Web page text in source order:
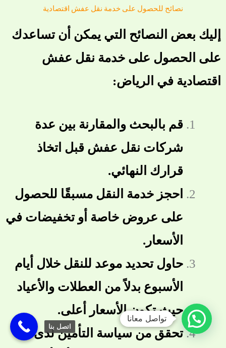
نصائح للحصول على خدمة نقل عفش اقتصادية
إليك بعض النصائح التي يمكن أن تساعدك
على الحصول على خدمة نقل عفش
اقتصادية في الرياض:
قم بالبحث والمقارنة بين عدة
شركات نقل عفش قبل اتخاذ
قرارك النهائي.
احجز خدمة النقل مسبقًا للحصول
على عروض خاصة أو تخفيضات في
الأسعار.
حاول تحديد موعد للنقل خلال أيام
الأسبوع بدلاً من العطلات والأعياد
حيث تكون الأسعار أعلى.
تحقق من سياسة التأمين لدى
تواصل معانا
اتصل بنا